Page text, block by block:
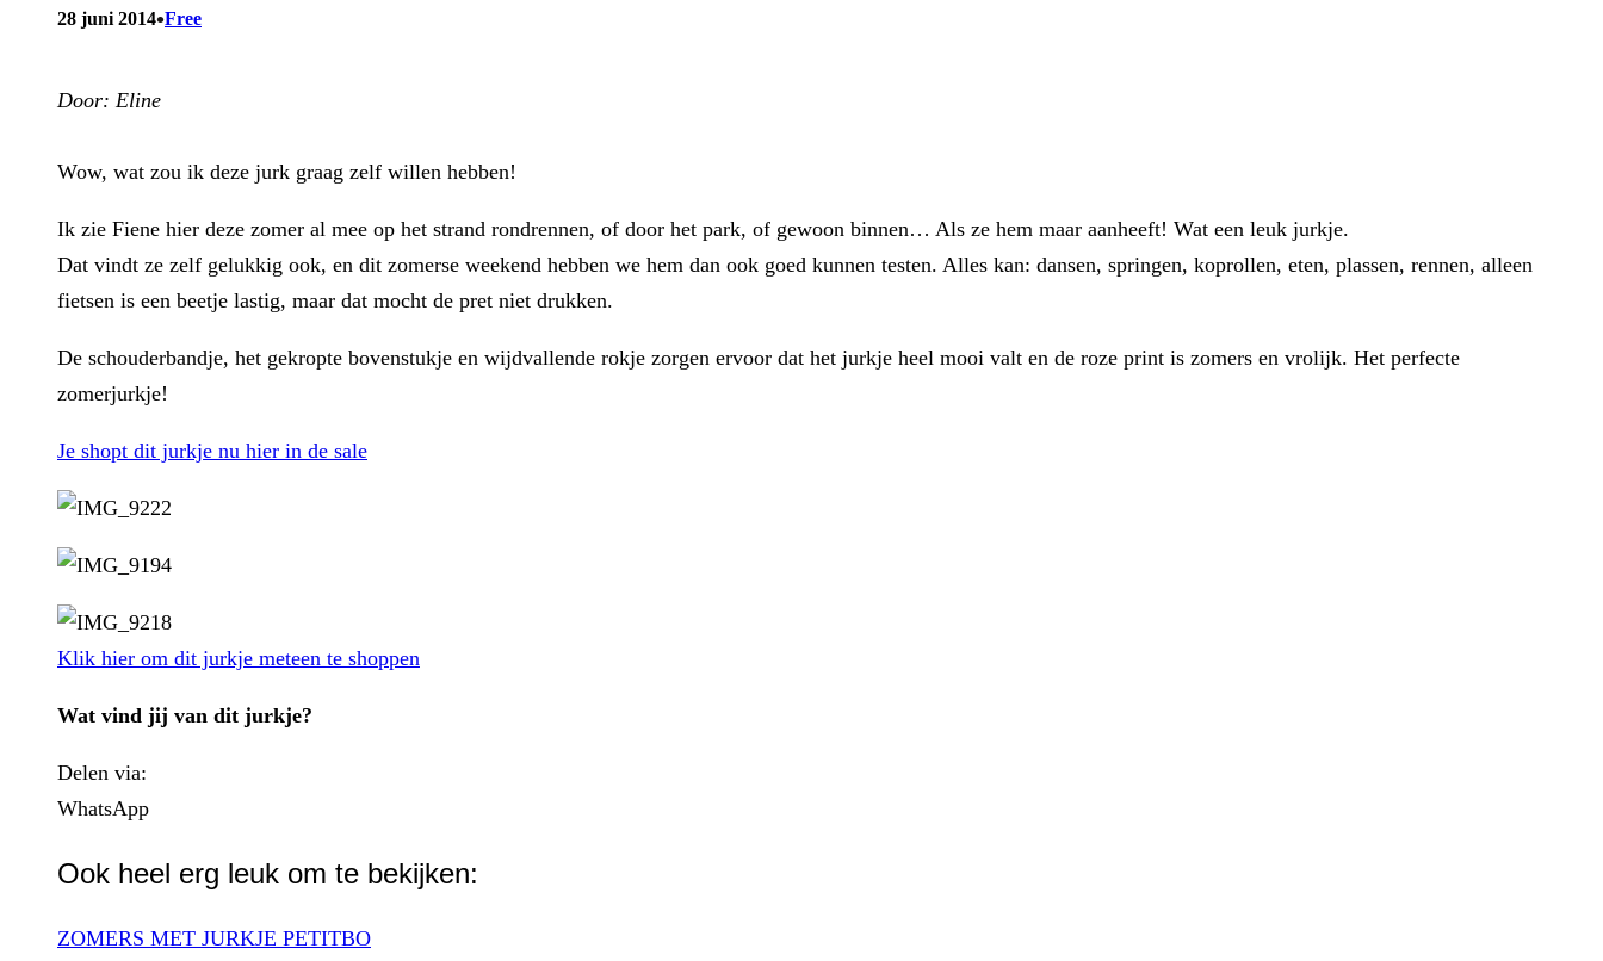
28 juni 2014•Free
Door: Eline
Wow, wat zou ik deze jurk graag zelf willen hebben!
Ik zie Fiene hier deze zomer al mee op het strand rondrennen, of door het park, of gewoon binnen… Als ze hem maar aanheeft! Wat een leuk jurkje.
Dat vindt ze zelf gelukkig ook, en dit zomerse weekend hebben we hem dan ook goed kunnen testen. Alles kan: dansen, springen, koprollen, eten, plassen, rennen, alleen
fietsen is een beetje lastig, maar dat mocht de pret niet drukken.
De schouderbandje, het gekropte bovenstukje en wijdvallende rokje zorgen ervoor dat het jurkje heel mooi valt en de roze print is zomers en vrolijk. Het perfecte
zomerjurkje!
Je shopt dit jurkje nu hier in de sale
Klik hier om dit jurkje meteen te shoppen
Wat vind jij van dit jurkje?
Delen via:
WhatsApp
Ook heel erg leuk om te bekijken:
ZOMERS MET JURKJE PETITBO